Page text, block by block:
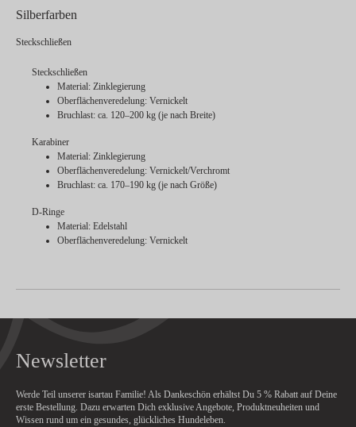
Silberfarben
Steckschließen
Steckschließen
Material: Zinklegierung
Oberflächenveredelung: Vernickelt
Bruchlast: ca. 120–200 kg (je nach Breite)
Karabiner
Material: Zinklegierung
Oberflächenveredelung: Vernickelt/Verchromt
Bruchlast: ca. 170–190 kg (je nach Größe)
D-Ringe
Material: Edelstahl
Oberflächenveredelung: Vernickelt
Newsletter
Werde Teil unserer isartau Familie! Als Dankeschön erhältst Du 5 % Rabatt auf Deine
erste Bestellung. Dazu erwarten Dich exklusive Angebote, Produktneuheiten und
Wissen rund um ein gesundes, glückliches Hundeleben.